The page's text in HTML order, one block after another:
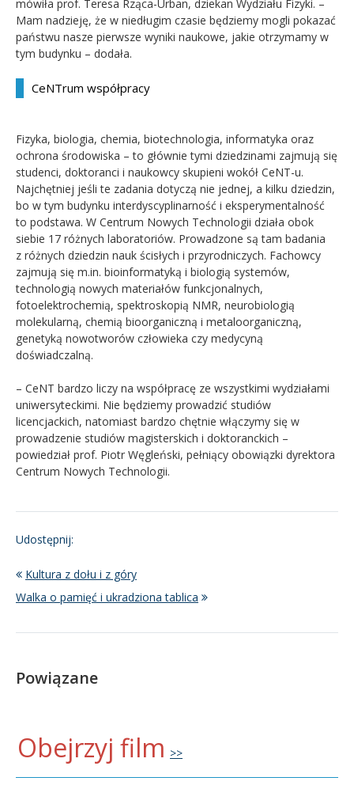
mówiła prof. Teresa Rząca-Urban, dziekan Wydziału Fizyki. –
Mam nadzieję, że w niedługim czasie będziemy mogli pokazać
państwu nasze pierwsze wyniki naukowe, jakie otrzymamy w
tym budynku – dodała.
CeNTrum współpracy
Fizyka, biologia, chemia, biotechnologia, informatyka oraz
ochrona środowiska – to głównie tymi dziedzinami zajmują się
studenci, doktoranci i naukowcy skupieni wokół CeNT-u.
Najchętniej jeśli te zadania dotyczą nie jednej, a kilku dziedzin,
bo w tym budynku interdyscyplinarność i eksperymentalność
to podstawa. W Centrum Nowych Technologii działa obok
siebie 17 różnych laboratoriów. Prowadzone są tam badania
z różnych dziedzin nauk ścisłych i przyrodniczych. Fachowcy
zajmują się m.in. bioinformatyką i biologią systemów,
technologią nowych materiałów funkcjonalnych,
fotoelektrochemią, spektroskopią NMR, neurobiologią
molekularną, chemią bioorganiczną i metaloorganiczną,
genetyką nowotworów człowieka czy medycyną
doświadczalną.
– CeNT bardzo liczy na współpracę ze wszystkimi wydziałami
uniwersyteckimi. Nie będziemy prowadzić studiów
licencjackich, natomiast bardzo chętnie włączymy się w
prowadzenie studiów magisterskich i doktoranckich –
powiedział prof. Piotr Węgleński, pełniący obowiązki dyrektora
Centrum Nowych Technologii.
Udostępnij:
Kultura z dołu i z góry
Walka o pamięć i ukradziona tablica
Powiązane
Obejrzyj film >>